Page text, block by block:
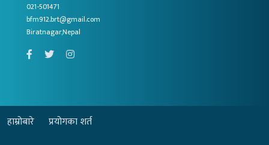
021-501471
bfm912.brt@gmail.com
Biratnagar,Nepal
हाम्रोबारे प्रयोगका शर्त